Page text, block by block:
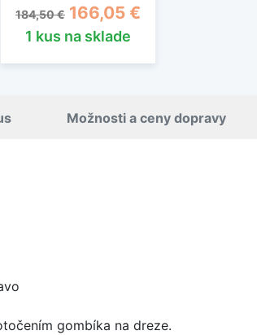
Základná cena
184,50 € Cena
166,05 €
1 kus na sklade
Možnosti a ceny dopravy
gombíka na dreze.